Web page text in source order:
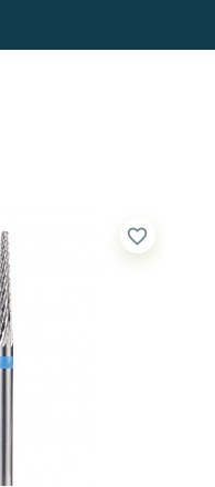
favorite_border